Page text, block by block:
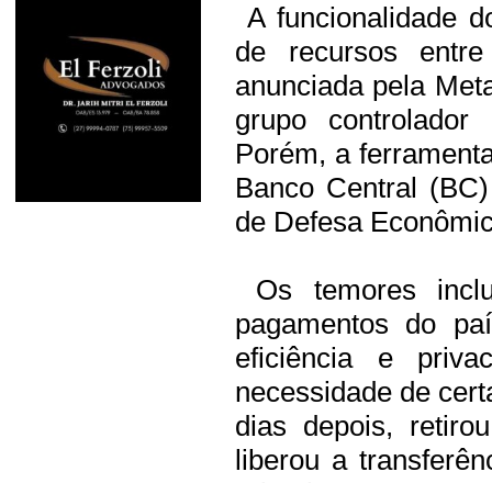
A funcionalidade
de recursos
anunciada pela
grupo
Porém, a
Banco Central
de Defesa
Os temores
pagamentos do
eficiência e
necessidade de
dias depois,
liberou a